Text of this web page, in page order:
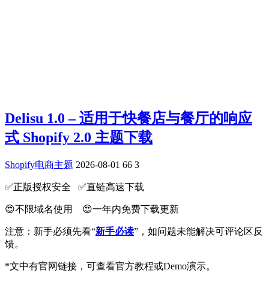
Delisu 1.0 – 适用于快餐店与餐厅的响应
式 Shopify 2.0 主题下载
Shopify电商主题 2026-08-01 66 3
✅️正版授权安全 ✅️直链高速下载
😍不限域名使用 😍一年内免费下载更新
注意：新手必须先看“新手必读”，如问题未能解决可评论区反
馈。
*文中有官网链接，可查看官方教程或Demo演示。